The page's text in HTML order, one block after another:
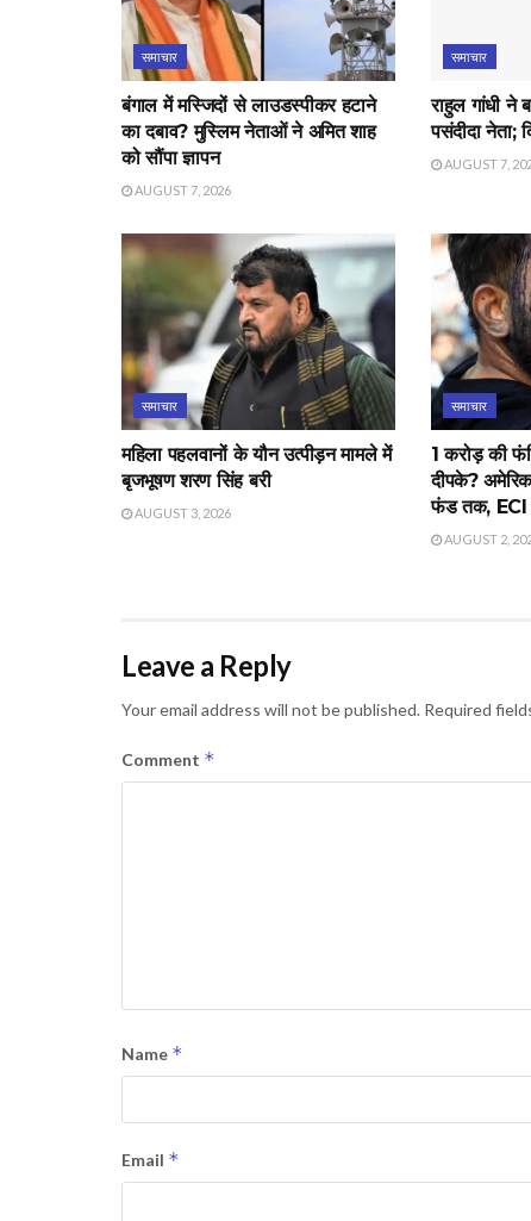
समाचार
बंगाल में मस्जिदों से लाउडस्पीकर हटाने
का दबाव? मुस्लिम नेताओं ने अमित शाह
को सौंपा ज्ञापन
AUGUST 7, 2026
समाचार
राहुल गांधी ने
पसंदीदा नेता;
AUGUST 7,
समाचार
महिला पहलवानों के यौन उत्पीड़न मामले में
बृजभूषण शरण सिंह बरी
AUGUST 3, 2026
समाचार
1 करोड़ की
दीपके?
फंड तक, ECI
AUGUST 2,
Leave a Reply
Your email address will not be published. Required
Comment *
Name *
Email *